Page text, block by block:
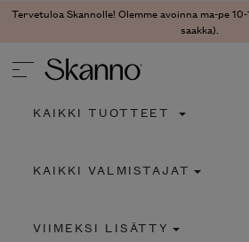
Tervetuloa Skannolle! Olemme avoinna ma-pe
saakka).
Type 2 or more characters for results.
KAIKKI TUOTTEET
KAIKKI VALMISTAJAT
VIIMEKSI LISÄTTY